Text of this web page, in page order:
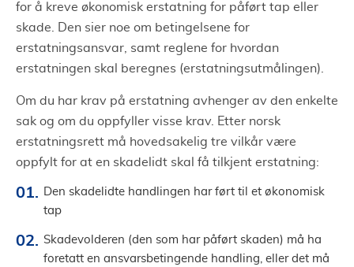
for å kreve økonomisk erstatning for påført tap eller
skade. Den sier noe om betingelsene for
erstatningsansvar, samt reglene for hvordan
erstatningen skal beregnes (erstatningsutmålingen).
Om du har krav på erstatning avhenger av den enkelte
sak og om du oppfyller visse krav. Etter norsk
erstatningsrett må hovedsakelig tre vilkår være
oppfylt for at en skadelidt skal få tilkjent erstatning:
Den skadelidte handlingen har ført til et økonomisk
tap
Skadevolderen (den som har påført skaden) må ha
foretatt en ansvarsbetingende handling, eller det må